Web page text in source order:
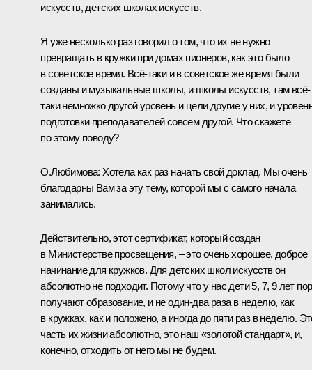
искусств, детских школах искусств.
Я уже несколько раз говорил о том, что их не нужно
превращать в кружки при домах пионеров, как это было
в советское время. Всё-таки и в советское же время были
созданы и музыкальные школы, и школы искусств, там всё-
таки немножко другой уровень и цели другие у них, и
подготовки преподавателей совсем другой. Что скажете
по этому поводу?
О.Любимова: Хотела как раз начать свой доклад. Мы очень
благодарны Вам за эту тему, которой мы с самого начала
занимались.
Действительно, этот сертификат, который создан
в Министерстве просвещения, – это очень хорошее, доброе
начинание для кружков. Для детских школ искусств он
абсолютно не подходит. Потому что у нас дети 5, 7, 9 лет
получают образование, и не один-два раза в неделю, как
в кружках, как и положено, а иногда до пяти раз в неделю.
часть их жизни абсолютно, это наш «золотой стандарт», и,
конечно, отходить от него мы не будем.